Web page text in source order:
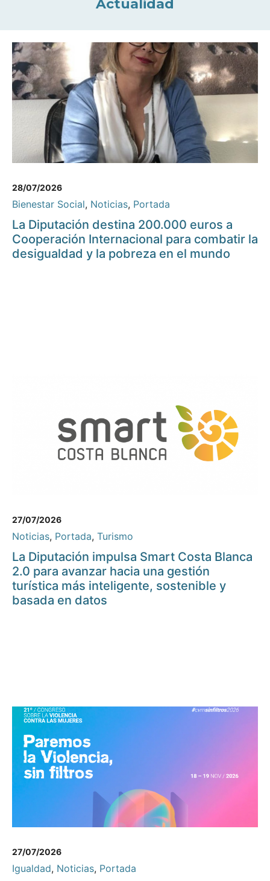
Actualidad
28/07/2026
Bienestar Social, Noticias, Portada
La Diputación destina 200.000 euros a
Cooperación Internacional para combatir la
desigualdad y la pobreza en el mundo
27/07/2026
Noticias, Portada, Turismo
La Diputación impulsa Smart Costa Blanca
2.0 para avanzar hacia una gestión
turística más inteligente, sostenible y
basada en datos
27/07/2026
Igualdad, Noticias, Portada